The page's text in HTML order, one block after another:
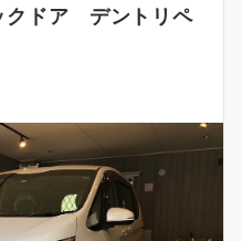
ドア デントリペ